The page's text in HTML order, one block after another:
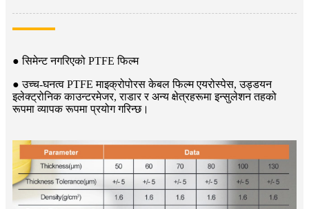
● सिमेन्ट नगरिएको PTFE फिल्म
● उच्च-घनत्व PTFE माइक्रोपोरस केबल फिल्म एयरोस्पेस, उड्डयन
इलेक्ट्रोनिक काउन्टरमेजर, राडार र अन्य क्षेत्रहरूमा इन्सुलेशन तहको
रूपमा व्यापक रूपमा प्रयोग गरिन्छ।